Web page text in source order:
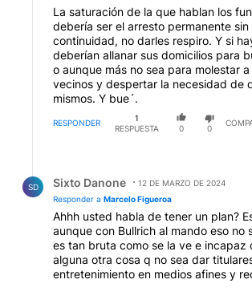
La saturación de la que hablan los
debería ser el arresto permanente
continuidad, no darles respiro. Y si
deberían allanar sus domicilios para
o aunque más no sea para molestar
vecinos y despertar la necesidad de
mismos. Y bue´.
RESPONDER
1
RESPUESTA
0 0
SD Sixto Danone
12 DE MARZO DE 2024
Responder a Marcelo Figueroa
Ahhh usted habla de tener un plan?
aunque con Bullrich al mando eso no
es tan bruta como se la ve e incapaz
alguna otra cosa q no sea dar
entretenimiento en medios afines y
que el gobernador quien quiso